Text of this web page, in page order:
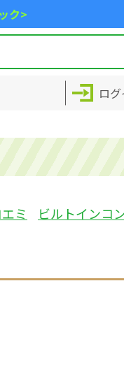
ク>
ロ
ミ ビルトインコ